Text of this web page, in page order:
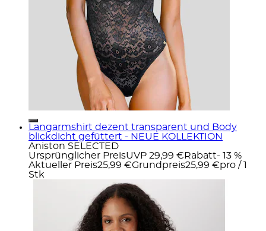
Langarmshirt dezent transparent und Body
blickdicht gefüttert - NEUE KOLLEKTION
Aniston SELECTED
Ursprünglicher PreisUVP 29,99 € Rabatt- 13 %
Aktueller Preis25,99 €Grundpreis25,99 €pro / 1
Stk